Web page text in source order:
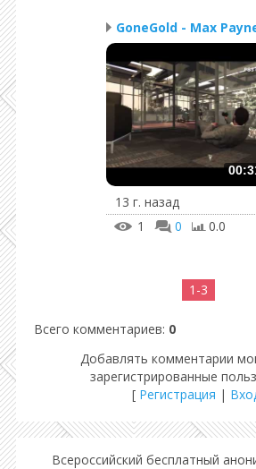
GoneGold - Max
13 г. назад
1
0 0.0
1-3
Всего комментариев: 0
Добавлять комментарии
зарегистрированные
[ Регистрация |
Всероссийский бесплатный